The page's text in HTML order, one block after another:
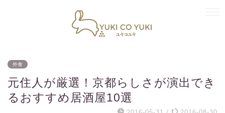
外食
元住人が厳選！京都らしさが演出でき
るおすすめ居酒屋10選